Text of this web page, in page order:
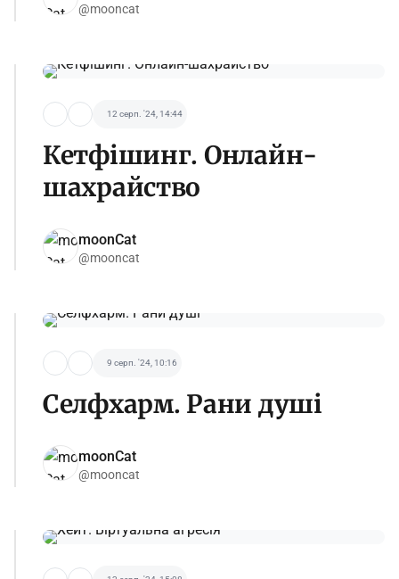
@mooncat
12 серп. '24, 14:44
Кетфішинг. Онлайн-
шахрайство
moonCat
@mooncat
9 серп. '24, 10:16
Селфхарм. Рани душі
moonCat
@mooncat